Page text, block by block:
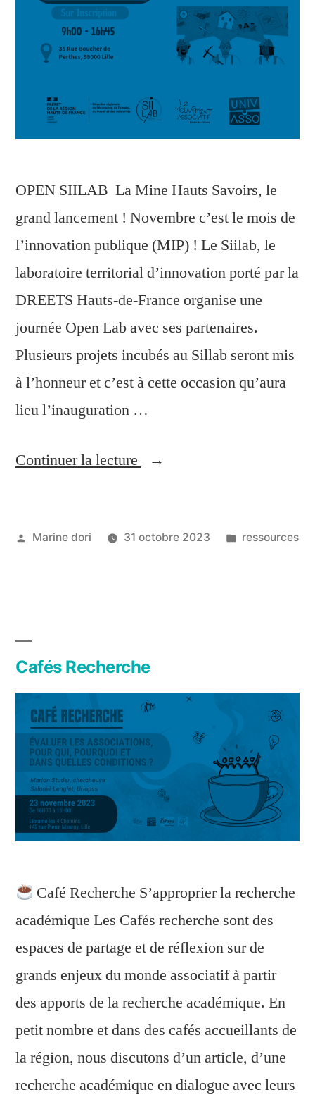
OPEN SIILAB La Mine Hauts Savoirs, le
grand lancement ! Novembre c’est le mois de
l’innovation publique (MIP) ! Le Siilab, le
laboratoire territorial d’innovation porté par la
DREETS Hauts-de-France organise une
journée Open Lab avec ses partenaires.
Plusieurs projets incubés au Sillab seront mis
à l’honneur et c’est à cette occasion qu’aura
lieu l’inauguration …
Continuer la lecture
Marine dori 31 octobre 2023 ressources
Cafés Recherche
Café Recherche S’approprier la recherche
académique Les Cafés recherche sont des
espaces de partage et de réflexion sur de
grands enjeux du monde associatif à partir
des apports de la recherche académique. En
petit nombre et dans des cafés accueillants de
la région, nous discutons d’un article, d’une
recherche académique en dialogue avec leurs